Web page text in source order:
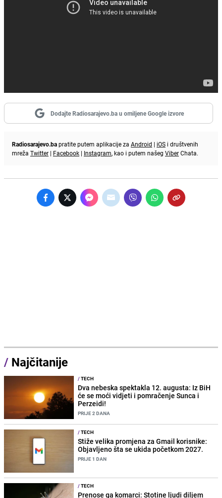
Dodajte Radiosarajevo.ba u omiljene Google izvore
Radiosarajevo.bapratite putem aplikacije za Android | iOS i društvenih
mreža Twitter | Facebook | Instagram, kao i putem našeg ViberChata.
/ Najčitanije
/TECH
Dva nebeska spektakla 12. augusta: Iz BiH
će se moći vidjeti i pomračenje Sunca i
Perzeidi!
PRIJE 2 DANA
/TECH
Stiže velika promjena za Gmail korisnike:
Objavljeno šta se ukida početkom 2027.
PRIJE 1 DAN
/TECH
Prenose ga komarci: Stotine ljudi diljem